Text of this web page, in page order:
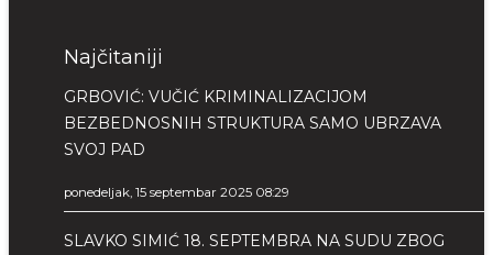
Najčitaniji
GRBOVIĆ: VUČIĆ KRIMINALIZACIJOM
BEZBEDNOSNIH STRUKTURA SAMO UBRZAVA
SVOJ PAD
ponedeljak, 15 septembar 2025 08:29
SLAVKO SIMIĆ 18. SEPTEMBRA NA SUDU ZBOG